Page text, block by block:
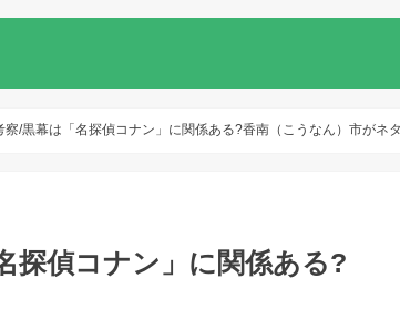
察/黒幕は「名探偵コナン」に関係ある?香南（こうなん）市がネ
探偵コナン」に関係ある?